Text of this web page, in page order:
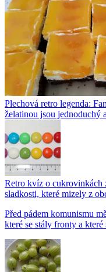
Plechová retro legenda:
želatinou jsou jednoduchý
Retro kvíz o cukrovinkách
sladkosti, které mizely z
Před pádem komunismu
které se stály fronty a které